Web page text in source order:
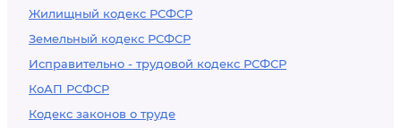
Жилищный кодекс РСФСР
Земельный кодекс РСФСР
Исправительно - трудовой кодекс РСФСР
КоАП РСФСР
Кодекс законов о труде